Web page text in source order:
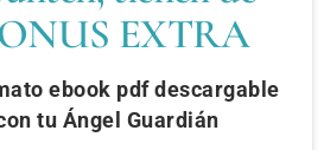
EXTRA
ebook pdf descargable
tu Ángel Guardián